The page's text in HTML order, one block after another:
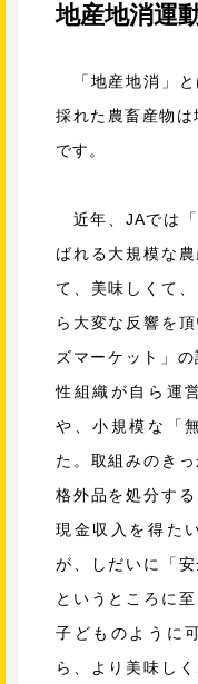
地産地消運
「地産地消」と
採れた農畜産物
です。
近年、JAでは「
ばれる大規模な
て、美味しくて
ら大変な反響を
ズマーケット」
性組織が自ら運
や、小規模な「
た。取組みのき
格外品を処分す
現金収入を得た
が、しだいに「
というところに
子どものように
ら、より美味し